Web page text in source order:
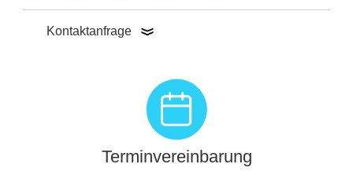
Kontaktanfrage
Terminvereinbarung